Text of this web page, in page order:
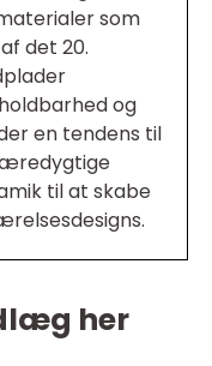
som
det 20.
og
en tendens til
til at skabe
her